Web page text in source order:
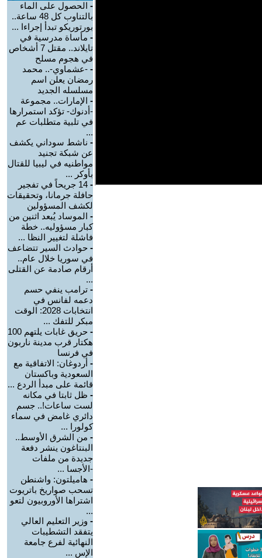
- الحصول على الماء
بالتناوب كل 48 ساعة..
بورتوريكو تبدأ إجراءا ...
- مأساة مدرسية في
تايلاند.. مقتل 7 أشخاص
في هجوم مسلح
- -عشماوي-.. محمد
رمضان يعلن اسم
مسلسله الجديد
- الإمارات.. مجموعة
-أدنوك- تؤكد استمرارها
في تلبية متطلبات عم
...
- ناشط سوداني يكشف
عن شبكة تجنيد
مواطنيه في ليبيا للقتال
بأوكر ...
-
14 جريحاً في تفجير
حافلة جرمانا، وتحقيقات
لكشف المسؤولين
- الموساد يُبعد اثنين من
كبار مسؤوليه.. خطة
فاشلة لتغيير النظا ...
- حوادث السير تتضاعف
في سوريا خلال عام..
أرقام صادمة عن القتلى
...
- ترامب ينفي حسم
دعمه لفانس في
انتخابات 2028: الوقت
مبكر للتفك ...
-
حريق غابات يلتهم 100
هكتار قرب مدينة ناربون
في فرنسا
- أردوغان: الاتفاقية مع
السعودية وباكستان
قائمة على مبدأ الردع ...
- ظل ثابتا في مكانه
لست ساعات!.. جسم
دائري غامض في سماء
كولورا ...
- من الشرق الأوسط..
البنتاغون ينشر دفعة
جديدة من ملفات
-الأجسا ...
- هاميلتون: واشنطن
تسحب صواريخ باتريوت
اشتراها الأوروبيون لتعو
...
- وزير التعليم العالي
يتفقد التشطيبات
النهائية لفرع جامعة
الإس ...